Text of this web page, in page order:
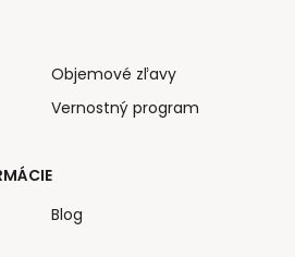
Objemové zľavy
Vernostný program
Blog